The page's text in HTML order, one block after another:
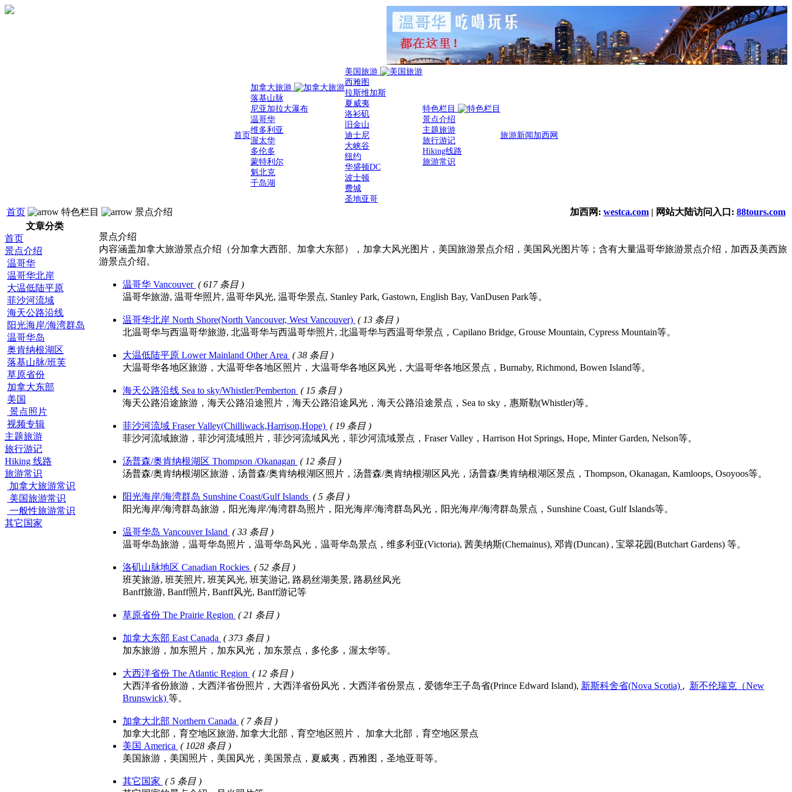
首页
加拿大旅游
落基山脉
尼亚加拉大瀑布
温哥华
维多利亚
渥太华
多伦多
蒙特利尔
魁北克
千岛湖
美国旅游
西雅图
拉斯维加斯
夏威夷
洛衫矶
旧金山
迪士尼
大峡谷
纽约
华盛顿DC
波士顿
费城
圣地亚哥
特色栏目
景点介绍
主题旅游
旅行游记
Hiking线路
旅游常识
旅游新闻 加西网
首页 特色栏目 景点介绍 加西网: westca.com | 网站大陆访问入口: 88tours.com
文章分类
首页
景点介绍
温哥华
温哥华北岸
大温低陆平原
菲沙河流域
海天公路沿线
阳光海岸/海湾群岛
温哥华岛
奥肯纳根湖区
落基山脉/班芙
草原省份
加拿大东部
美国
景点照片
视频专辑
主题旅游
旅行游记
Hiking 线路
旅游常识
加拿大旅游常识
美国旅游常识
一般性旅游常识
其它国家
景点介绍
内容涵盖加拿大旅游景点介绍（分加拿大西部、加拿大东部），加拿大风光图片，美国旅游景点介绍，美国风光图片等；含有大量温哥华旅游景点介绍，加西及美西旅
游景点介绍。
温哥华 Vancouver ( 617 条目 )
温哥华旅游, 温哥华照片, 温哥华风光, 温哥华景点, Stanley Park, Gastown, English Bay, VanDusen Park等。
温哥华北岸 North Shore(North Vancouver, West Vancouver) ( 13 条目 )
北温哥华与西温哥华旅游, 北温哥华与西温哥华照片, 北温哥华与西温哥华景点，Capilano Bridge, Grouse Mountain, Cypress Mountain等。
大温低陆平原 Lower Mainland Other Area ( 38 条目 )
大温哥华各地区旅游，大温哥华各地区照片，大温哥华各地区风光，大温哥华各地区景点，Burnaby, Richmond, Bowen Island等。
海天公路沿线 Sea to sky/Whistler/Pemberton ( 15 条目 )
海天公路沿途旅游，海天公路沿途照片，海天公路沿途风光，海天公路沿途景点，Sea to sky，惠斯勒(Whistler)等。
菲沙河流域 Fraser Valley(Chilliwack,Harrison,Hope) ( 19 条目 )
菲沙河流域旅游，菲沙河流域照片，菲沙河流域风光，菲沙河流域景点，Fraser Valley，Harrison Hot Springs, Hope, Minter Garden, Nelson等。
汤普森/奥肯纳根湖区 Thompson /Okanagan ( 12 条目 )
汤普森/奥肯纳根湖区旅游，汤普森/奥肯纳根湖区照片，汤普森/奥肯纳根湖区风光，汤普森/奥肯纳根湖区景点，Thompson, Okanagan, Kamloops, Osoyoos等。
阳光海岸/海湾群岛 Sunshine Coast/Gulf Islands ( 5 条目 )
阳光海岸/海湾群岛旅游，阳光海岸/海湾群岛照片，阳光海岸/海湾群岛风光，阳光海岸/海湾群岛景点，Sunshine Coast, Gulf Islands等。
温哥华岛 Vancouver Island ( 33 条目 )
温哥华岛旅游，温哥华岛照片，温哥华岛风光，温哥华岛景点，维多利亚(Victoria), 茜美纳斯(Chemainus), 邓肯(Duncan) , 宝翠花园(Butchart Gardens) 等。
洛矶山脉地区 Canadian Rockies ( 52 条目 )
班芙旅游, 班芙照片, 班芙风光, 班芙游记, 路易丝湖美景, 路易丝风光
Banff旅游, Banff照片, Banff风光, Banff游记等
草原省份 The Prairie Region ( 21 条目 )
加拿大东部 East Canada ( 373 条目 )
加东旅游，加东照片，加东风光，加东景点，多伦多，渥太华等。
大西洋省份 The Atlantic Region ( 12 条目 )
大西洋省份旅游，大西洋省份照片，大西洋省份风光，大西洋省份景点，爱德华王子岛省(Prince Edward Island), 新斯科舍省(Nova Scotia) , 新不伦瑞克（New
Brunswick) 等。
加拿大北部 Northern Canada ( 7 条目 )
加拿大北部，育空地区旅游, 加拿大北部，育空地区照片， 加拿大北部，育空地区景点
美国 America ( 1028 条目 )
美国旅游，美国照片，美国风光，美国景点，夏威夷，西雅图，圣地亚哥等。
其它国家 ( 5 条目 )